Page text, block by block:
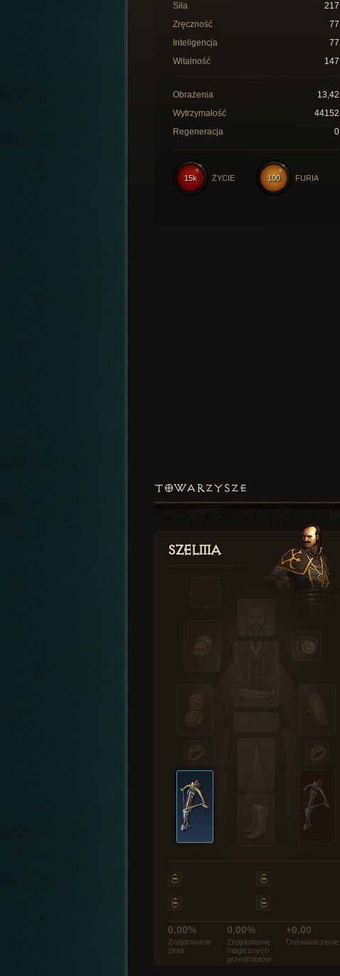
Siła
217
Zręczność
77
Inteligencja
77
Witalność
147
Obrażenia
13,42
Wytrzymałość
44152
Regeneracja
0
100 FURIA
15k ŻYCIE
TOWARZYSZE
Szelma
0,00%
Znajdowanie
złota
0,00%
Znajdowanie
magicznych
przedmiotów
+0,00
Doświadczenie